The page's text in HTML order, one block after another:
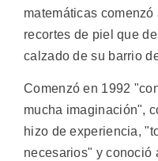
matemáticas
recortes de piel que
calzado de su barrio
Comenzó en 1992
mucha imaginación",
hizo de experiencia,
necesarios" y conoció